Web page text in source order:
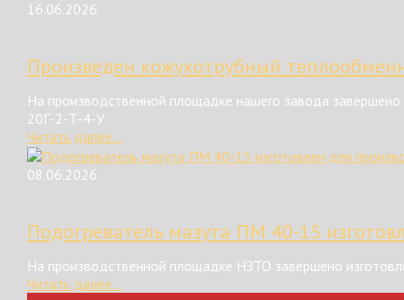
16.06.2026
Произведен кожухотрубный
На производственной площадке нашего завода
20Г-2-Т-4-У
Читать далее...
08.06.2026
Подогреватель мазута ПМ 40-15
На производственной площадке НЗТО завершено
Читать далее...